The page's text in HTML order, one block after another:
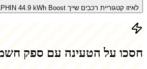
לאיזו קטגוריית רכבים שייך BYD DOLPHIN 44.9 kWh Boost?
חסכו על הטעינה עם ספק